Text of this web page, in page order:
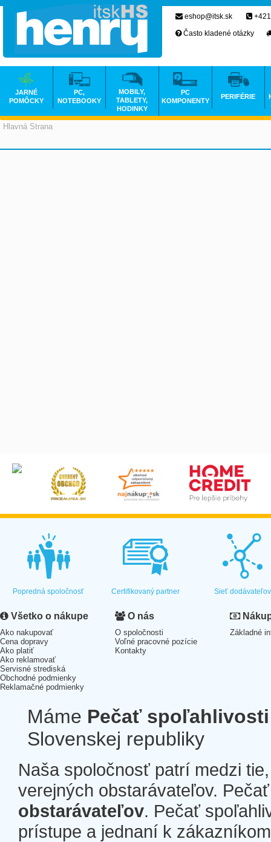
Hlavná Strana
eshop@itsk.sk
Často kladené otázky
JARNÉ
POMÔCKY
PC,
NOTEBOOKY
MOBILY,
TABLETY,
HODINKY
PC
KOMPONENTY
PERIFÉRIE
Popredná spoločnosť Certifikovaný partner Sieť dodávateľov
Všetko o nákupe
Ako nakupovať
Cena dopravy
Ako platiť
Ako reklamovať
Servisné strediská
Obchodné podmienky
Reklamačné podmienky
O nás
O spoločnosti
Voľné pracovné pozície
Kontakty
Základné
Máme Pečať spoľahlivosti
Slovenskej republiky
Naša spoločnosť patrí medzi
verejných obstarávateľov.
obstarávateľov. Pečať
prístupe a jednaní k